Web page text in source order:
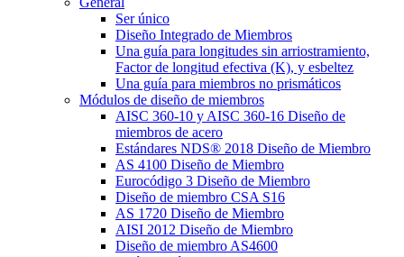
Ser único
Diseño Integrado de Miembros
Una guía para longitudes sin arriostramiento,
Factor de longitud efectiva (K), y esbeltez
Una guía para miembros no prismáticos
Módulos de diseño de miembros
AISC 360-10 y AISC 360-16 Diseño de
miembros de acero
Estándares NDS® 2018 Diseño de Miembro
AS 4100 Diseño de Miembro
Eurocódigo 3 Diseño de Miembro
Diseño de miembro CSA S16
AS 1720 Diseño de Miembro
AISI 2012 Diseño de Miembro
Diseño de miembro AS4600